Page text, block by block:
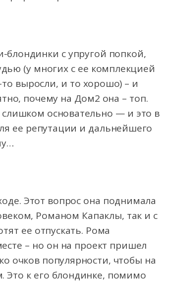
блондинки с упругой попкой,
(у многих с ее комплекцией
выросли, и то хорошо) – и
почему на Дом2 она – топ.
основательно — и это в
ее репутации и дальнейшего
Этот вопрос она поднимала
Романом Капаклы, так и с
ее отпускать. Рома
– но он на проект пришел
очков популярности, чтобы на
Это к его блондинке, помимо